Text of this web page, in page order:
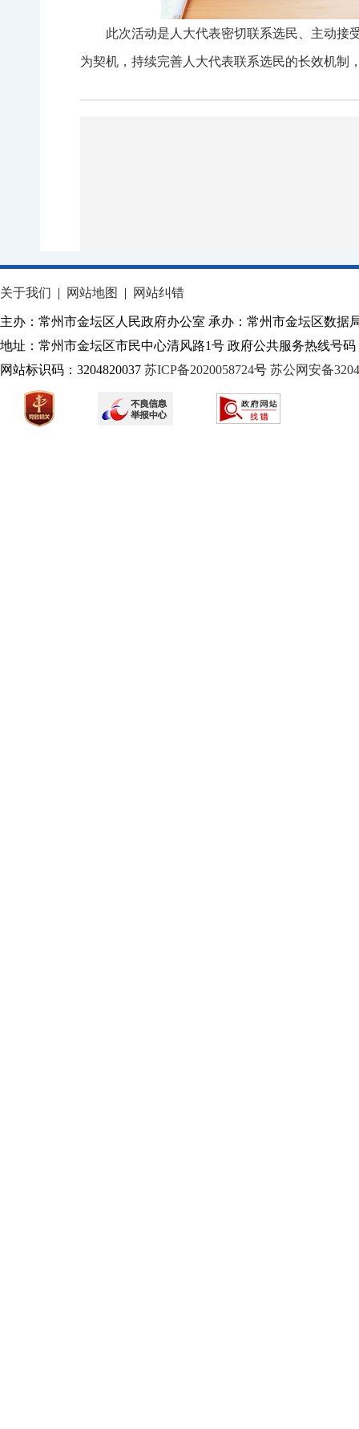
此次活动是人大代表密切联系选民、主动接
为契机，持续完善人大代表联系选民的长效机制
关于我们 | 网站地图 | 网站纠错
主办：常州市金坛区人民政府办公室 承办：常州市金坛区数据
地址：常州市金坛区市民中心清风路1号 政府公共服务热线号码
网站标识码：3204820037 苏ICP备2020058724号 苏公网安备